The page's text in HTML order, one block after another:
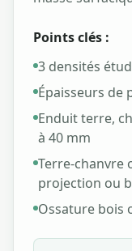
Points clés :
3 densités
Épaisseurs de
Enduit terre,
à 40 mm
Terre-chanvre
projection ou
Ossature bois